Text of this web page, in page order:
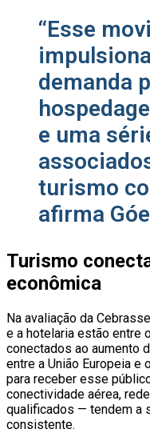
“Esse
demanda
e uma
turismo
afirma
Turismo
econômica
Na avaliação da
e a hotelaria estão entre
conectados ao aumento
entre a União Europeia
para receber esse
conectividade aérea,
qualificados — tendem a
consistente.